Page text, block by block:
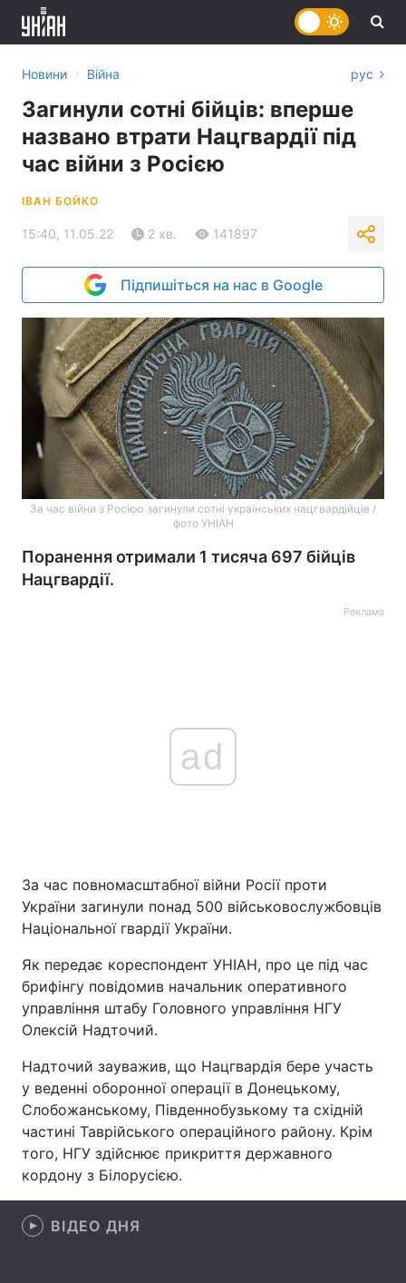
Головна Війна
Україна Політика
Економіка Світ
Спорт Наука
Зброя Інциденти
Здоров'я Туризм
Цікавинки
Новини › Війна рус
Загинули сотні бійців: вперше
названо втрати Нацгвардії під
час війни з Росією
ІВАН БОЙКО
15:40, 11.05.22 2 хв. 141897
Підпишіться на нас в Google
За час війни з Росією загинули сотні українських нацгвардійців /
фото УНІАН
Поранення отримали 1 тисяча 697 бійців
Нацгвардії.
Реклама
ad
За час повномасштабної війни Росії проти
України загинули понад 500 військовослужбовців
Національної гвардії України.
Як передає кореспондент УНІАН, про це під час
брифінгу повідомив начальник оперативного
управління штабу Головного управління НГУ
Олексій Надточий.
Надточий зауважив, що Нацгвардія бере участь
у веденні оборонної операції в Донецькому,
Слобожанському, Південнобузькому та східній
частині Таврійського операційного району. Крім
того, НГУ здійснює прикриття державного
кордону з Білорусією.
ВІДЕО ДНЯ